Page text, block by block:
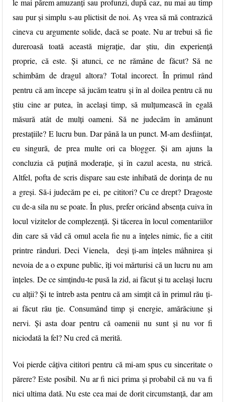
le mai părem amuzanți sau profunzi, după caz, nu mai au timp
sau pur și simplu s-au plictisit de noi. Aș vrea să mă contrazică
cineva cu argumente solide, dacă se poate. Nu ar trebui să fie
dureroasă toată această migrație, dar știu, din experiență
proprie, că este. Și atunci, ce ne rămâne de făcut? Să ne
schimbăm de dragul altora? Total incorect. În primul rând
pentru că am începe să jucăm teatru și în al doilea pentru că nu
știu cine ar putea, în același timp, să mulțumească în egală
măsură atât de mulți oameni. Să ne judecăm în amănunt
prestațiile? E lucru bun. Dar până la un punct. M-am desființat,
eu singură, de prea multe ori ca blogger. Și am ajuns la
concluzia că puțină moderație, și în cazul acesta, nu strică.
Altfel, pofta de scris dispare sau este inhibată de dorința de nu
a greși. Să-i judecăm pe ei, pe cititori? Cu ce drept? Dragoste
cu de-a sila nu se poate. În plus, prefer oricând absența cuiva în
locul vizitelor de complezență. Și tăcerea în locul comentariilor
din care să văd că omul acela fie nu a înțeles nimic, fie a citit
printre rânduri. Deci Vienela, deși ți-am înțeles mâhnirea și
nevoia de a o expune public, îți voi mărturisi că un lucru nu am
înțeles. De ce simțindu-te pusă la zid, ai făcut și tu același lucru
cu alții? Și te întreb asta pentru că am simțit că în primul rău ți-
ai făcut rău ție. Consumând timp și energie, amărăciune și
nervi. Și asta doar pentru că oamenii nu sunt și nu vor fi
niciodată la fel? Nu cred că merită.
Voi pierde câțiva cititori pentru că mi-am spus cu sinceritate o
părere? Este posibil. Nu ar fi nici prima și probabil că nu va fi
nici ultima dată. Nu este cea mai de dorit circumstanță, dar am